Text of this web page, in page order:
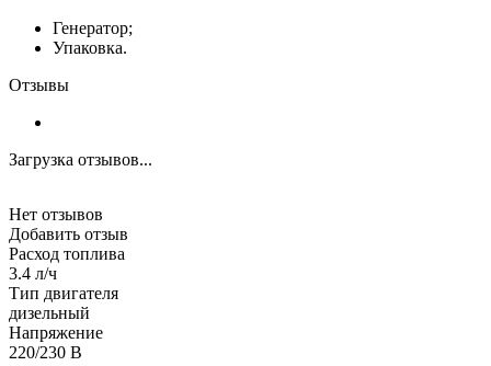
Генератор;
Упаковка.
Отзывы
Загрузка отзывов...
Нет отзывов
Добавить отзыв
Расход топлива
3.4 л/ч
Тип двигателя
дизельный
Напряжение
220/230 В